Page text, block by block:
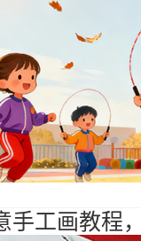
手工画教程